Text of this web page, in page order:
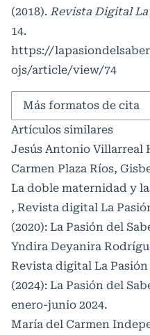
(2018). Revista Digital
14.
https://
ojs/article/view/74
Más formatos de cita
Artículos similares
Jesús Antonio Villarreal
Carmen Plaza Ríos,
La doble maternidad y
, Revista digital La
(2020): La Pasión del
Yndira Deyanira
Revista digital La Pasión
(2024): La Pasión del
enero-junio 2024.
María del Carmen